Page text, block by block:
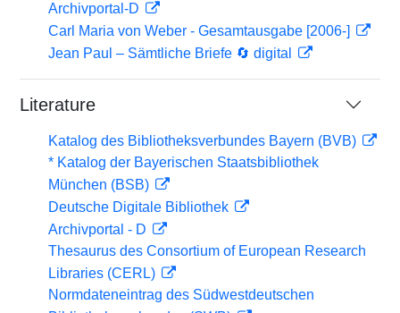
Archivportal-D
Carl Maria von Weber - Gesamtausgabe [2006-]
Jean Paul – Sämtliche Briefe 🔄 digital
Literature
Katalog des Bibliotheksverbundes Bayern (BVB)
* Katalog der Bayerischen Staatsbibliothek
München (BSB)
Deutsche Digitale Bibliothek
Archivportal - D
Thesaurus des Consortium of European Research
Libraries (CERL)
Normdateneintrag des Südwestdeutschen